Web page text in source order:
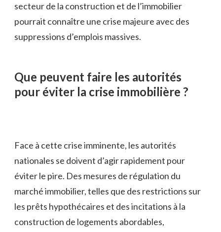
secteur de la construction et de l’immobilier
pourrait connaître une crise majeure avec des
suppressions d’emplois massives.
Que peuvent faire les autorités
pour éviter la crise immobilière ?
Face à cette crise imminente, les autorités
nationales se doivent d’agir rapidement pour
éviter le pire. Des mesures de régulation du
marché immobilier, telles que des restrictions sur
les prêts hypothécaires et des incitations à la
construction de logements abordables,